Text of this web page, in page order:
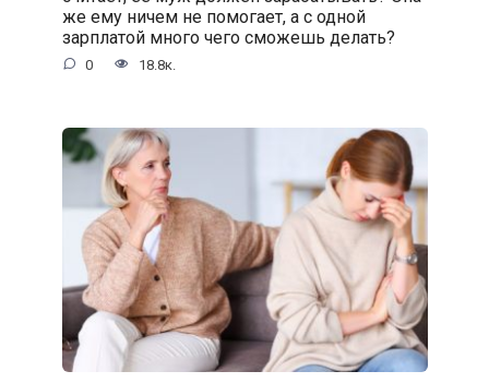
же ему ничем не помогает, а с одной
зарплатой много чего сможешь делать?
0 18.8к.